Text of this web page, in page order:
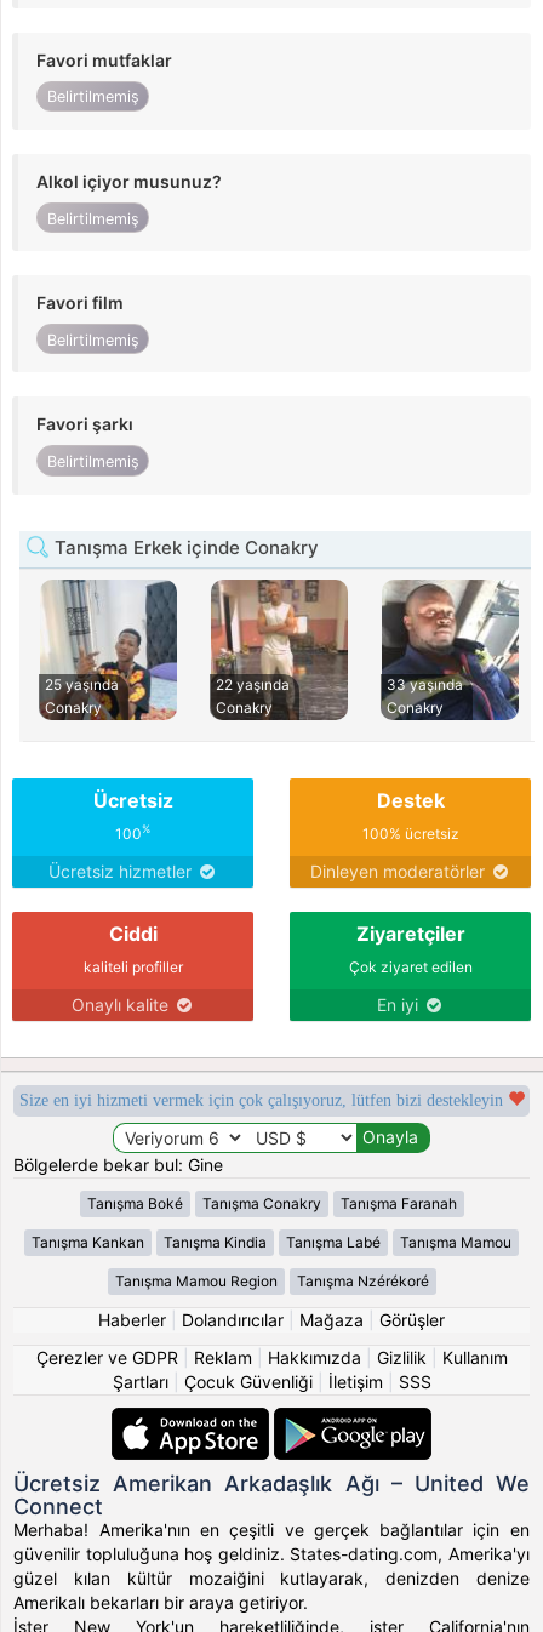
Favori mutfaklar
Belirtilmemiş
Alkol içiyor musunuz?
Belirtilmemiş
Favori film
Belirtilmemiş
Favori şarkı
Belirtilmemiş
Tanışma Erkek içinde Conakry
25 yaşında
Conakry
22 yaşında
Conakry
33 yaşında
Conakry
Ücretsiz
100%
Ücretsiz hizmetler
Destek
100% ücretsiz
Dinleyen moderatörler
Ciddi
kaliteli profiller
Onaylı kalite
Ziyaretçiler
Çok ziyaret edilen
En iyi
Size en iyi hizmeti vermek için çok çalışıyoruz, lütfen bizi destekleyin
Bölgelerde bekar bul: Gine
Tanışma Boké Tanışma Conakry Tanışma Faranah
Tanışma Kankan Tanışma Kindia Tanışma Labé Tanışma Mamou
Tanışma Mamou Region Tanışma Nzérékoré
Haberler Dolandırıcılar Mağaza
Görüşler
Çerezler ve GDPR
Reklam Hakkımızda Gizlilik
Kullanım
Şartları| Çocuk Güvenliği| İletişim SSS
Ücretsiz Amerikan Arkadaşlık Ağı – United We
Connect
Merhaba! Amerika'nın en çeşitli ve gerçek bağlantılar için en
güvenilir topluluğuna hoş geldiniz. States-dating.com, Amerika'yı
güzel kılan kültür mozaiğini kutlayarak, denizden denize
Amerikalı bekarları bir araya getiriyor.
İster New York'un hareketliliğinde, ister California'nın